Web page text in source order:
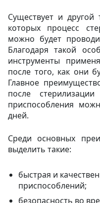
Существует и
которых процесс
можно будет
Благодаря такой
инструменты
после того, как они
Главное
после
приспособления
дней.
Среди основных
выделить такие:
быстрая и
приспособлений;
безопасность во